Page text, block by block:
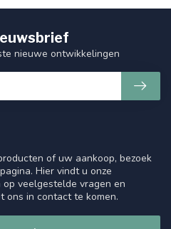
of uw aankoop, bezoek
Hier vindt u onze
veelgestelde vragen en
ons in contact te komen.
nieuwe ontwikkelingen